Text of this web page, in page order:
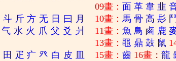
斗 斤 方 无 日 曰 月
气 水 火 爪 父 爻 爿
田 疋 疒 癶 白 皮
09畫： 面 革 韋 韭
10畫：馬 骨 高 髟 鬥
11畫：魚 鳥 鹵 鹿
13畫：黽 鼎 鼓 鼠
15畫：齒 16畫：龍